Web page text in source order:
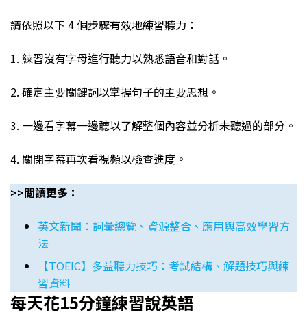
請依照以下 4 個步驟有效地練習聽力：
1. 練習沒有字母進行聽力以熟悉語音和對話。
2. 確定主要關鍵詞以掌握句子的主要思想。
3. 一邊看字幕一邊聼以了解整個內容並分析未聽過的部分。
4. 關閉字幕再次看視頻以檢查進度。
>>閲讀更多：
英文新聞：詞彙總覽、資源整合、應用與高效學習方
法
【TOEIC】多益聽力技巧：考試結構、解題技巧與練
習資料
每天花15分鐘練習說英語